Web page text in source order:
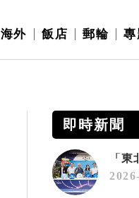
海外 飯店 郵輪 專
即時新聞